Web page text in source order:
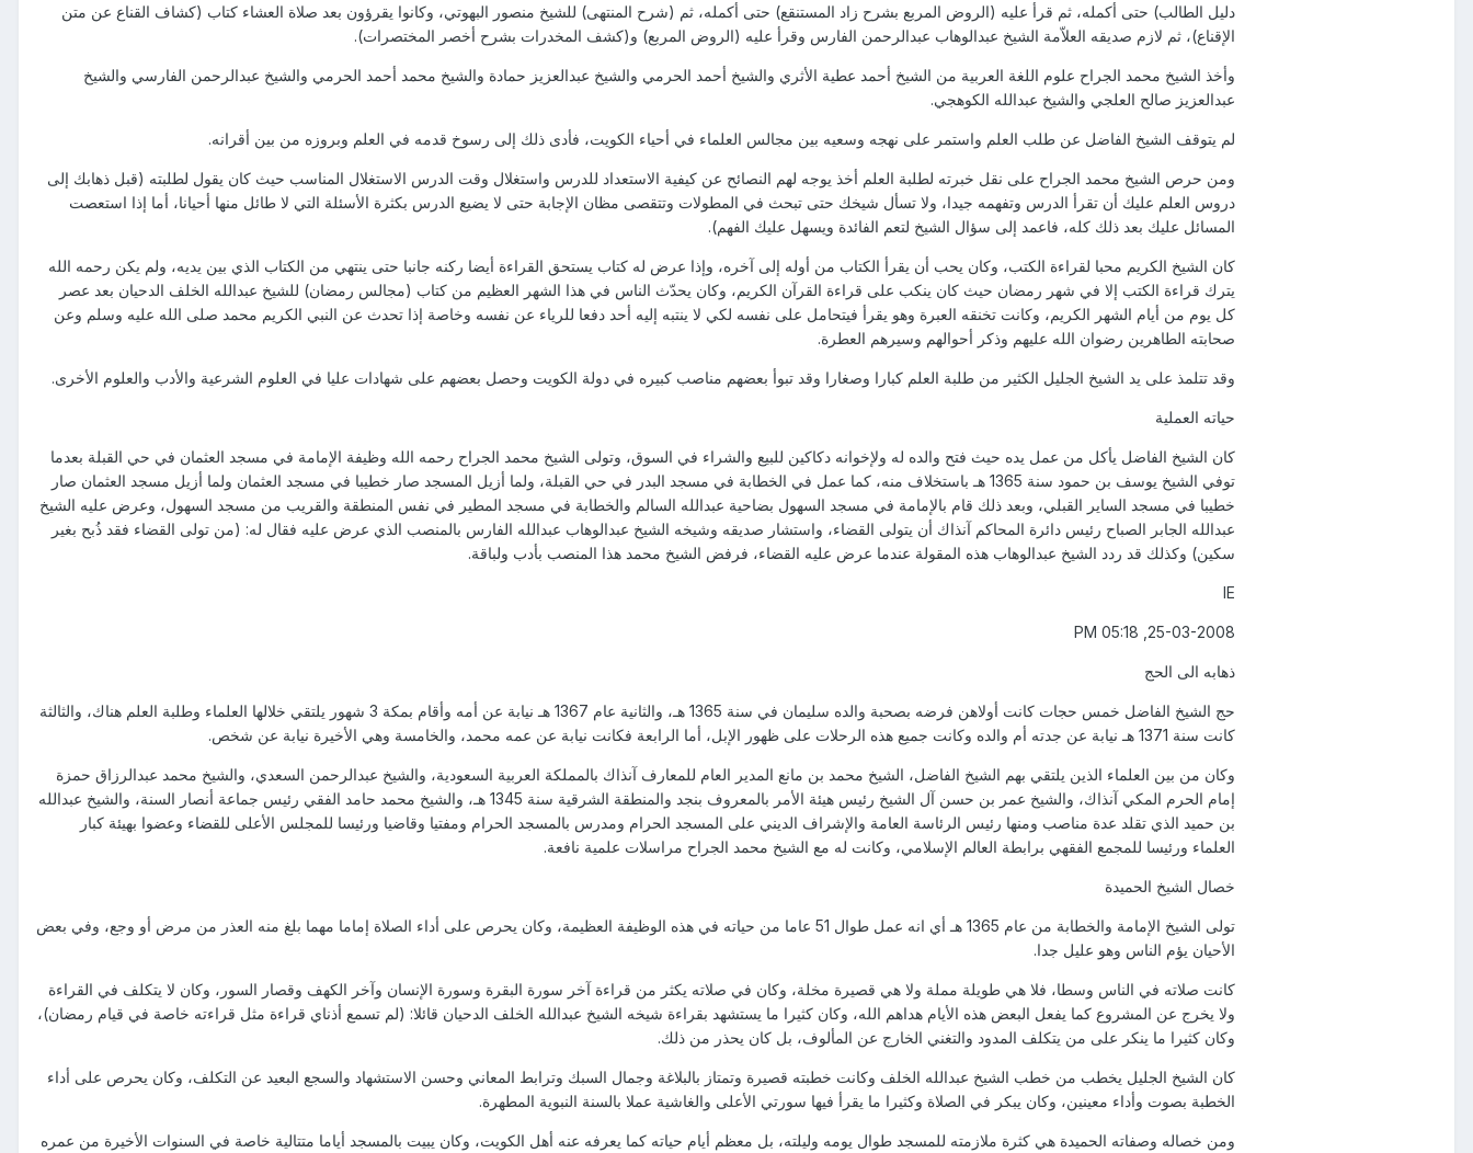
دليل الطالب) حتى أكمله، ثم قرأ عليه (الروض المربع بشرح زاد المستنقع) حتى أكمله، ثم (شرح المنتهى) للشيخ منصور البهوتي، وكانوا يقرؤون بعد صلاة العشاء كتاب (كشاف القناع عن متن
الإقناع)، ثم لازم صديقه العلاّمة الشيخ عبدالوهاب عبدالرحمن الفارس وقرأ عليه (الروض المربع) و(كشف المخدرات بشرح أخصر المختصرات).
وأخذ الشيخ محمد الجراح علوم اللغة العربية من الشيخ أحمد عطية الأثري والشيخ أحمد الحرمي والشيخ عبدالعزيز حمادة والشيخ محمد أحمد الحرمي والشيخ عبدالرحمن الفارسي والشيخ
عبدالعزيز صالح العلجي والشيخ عبدالله الكوهجي.
لم يتوقف الشيخ الفاضل عن طلب العلم واستمر على نهجه وسعيه بين مجالس العلماء في أحياء الكويت، فأدى ذلك إلى رسوخ قدمه في العلم وبروزه من بين أقرانه.
ومن حرص الشيخ محمد الجراح على نقل خبرته لطلبة العلم أخذ يوجه لهم النصائح عن كيفية الاستعداد للدرس واستغلال وقت الدرس الاستغلال المناسب حيث كان يقول لطلبته (قبل ذهابك إلى
دروس العلم عليك أن تقرأ الدرس وتفهمه جيدا، ولا تسأل شيخك حتى تبحث في المطولات وتتقصى مظان الإجابة حتى لا يضيع الدرس بكثرة الأسئلة التي لا طائل منها أحيانا، أما إذا استعصت
المسائل عليك بعد ذلك كله، فاعمد إلى سؤال الشيخ لتعم الفائدة ويسهل عليك الفهم).
كان الشيخ الكريم محبا لقراءة الكتب، وكان يحب أن يقرأ الكتاب من أوله إلى آخره، وإذا عرض له كتاب يستحق القراءة أيضا ركنه جانبا حتى ينتهي من الكتاب الذي بين يديه، ولم يكن رحمه الله
يترك قراءة الكتب إلا في شهر رمضان حيث كان ينكب على قراءة القرآن الكريم، وكان يحدّث الناس في هذا الشهر العظيم من كتاب (مجالس رمضان) للشيخ عبدالله الخلف الدحيان بعد عصر
كل يوم من أيام الشهر الكريم، وكانت تخنقه العبرة وهو يقرأ فيتحامل على نفسه لكي لا ينتبه إليه أحد دفعا للرياء عن نفسه وخاصة إذا تحدث عن النبي الكريم محمد صلى الله عليه وسلم وعن
صحابته الطاهرين رضوان الله عليهم وذكر أحوالهم وسيرهم العطرة.
وقد تتلمذ على يد الشيخ الجليل الكثير من طلبة العلم كبارا وصغارا وقد تبوأ بعضهم مناصب كبيره في دولة الكويت وحصل بعضهم على شهادات عليا في العلوم الشرعية والأدب والعلوم الأخرى.
حياته العملية
كان الشيخ الفاضل يأكل من عمل يده حيث فتح والده له ولإخوانه دكاكين للبيع والشراء في السوق، وتولى الشيخ محمد الجراح رحمه الله وظيفة الإمامة في مسجد العثمان في حي القبلة بعدما
توفي الشيخ يوسف بن حمود سنة 1365 هـ باستخلاف منه، كما عمل في الخطابة في مسجد البدر في حي القبلة، ولما أزيل المسجد صار خطيبا في مسجد العثمان ولما أزيل مسجد العثمان صار
خطيبا في مسجد الساير القبلي، وبعد ذلك قام بالإمامة في مسجد السهول بضاحية عبدالله السالم والخطابة في مسجد المطير في نفس المنطقة والقريب من مسجد السهول، وعرض عليه الشيخ
عبدالله الجابر الصباح رئيس دائرة المحاكم آنذاك أن يتولى القضاء، واستشار صديقه وشيخه الشيخ عبدالوهاب عبدالله الفارس بالمنصب الذي عرض عليه فقال له: (من تولى القضاء فقد ذُبح بغير
سكين) وكذلك قد ردد الشيخ عبدالوهاب هذه المقولة عندما عرض عليه القضاء، فرفض الشيخ محمد هذا المنصب بأدب ولباقة.
IE
25-03-2008, 05:18 PM
ذهابه الى الحج
حج الشيخ الفاضل خمس حجات كانت أولاهن فرضه بصحبة والده سليمان في سنة 1365 هـ، والثانية عام 1367 هـ نيابة عن أمه وأقام بمكة 3 شهور يلتقي خلالها العلماء وطلبة العلم هناك، والثالثة
كانت سنة 1371 هـ نيابة عن جدته أم والده وكانت جميع هذه الرحلات على ظهور الإبل، أما الرابعة فكانت نيابة عن عمه محمد، والخامسة وهي الأخيرة نيابة عن شخص.
وكان من بين العلماء الذين يلتقي بهم الشيخ الفاضل، الشيخ محمد بن مانع المدير العام للمعارف آنذاك بالمملكة العربية السعودية، والشيخ عبدالرحمن السعدي، والشيخ محمد عبدالرزاق حمزة
إمام الحرم المكي آنذاك، والشيخ عمر بن حسن آل الشيخ رئيس هيئة الأمر بالمعروف بنجد والمنطقة الشرقية سنة 1345 هـ، والشيخ محمد حامد الفقي رئيس جماعة أنصار السنة، والشيخ عبدالله
بن حميد الذي تقلد عدة مناصب ومنها رئيس الرئاسة العامة والإشراف الديني على المسجد الحرام ومدرس بالمسجد الحرام ومفتيا وقاضيا ورئيسا للمجلس الأعلى للقضاء وعضوا بهيئة كبار
العلماء ورئيسا للمجمع الفقهي برابطة العالم الإسلامي، وكانت له مع الشيخ محمد الجراح مراسلات علمية نافعة.
خصال الشيخ الحميدة
تولى الشيخ الإمامة والخطابة من عام 1365 هـ أي انه عمل طوال 51 عاما من حياته في هذه الوظيفة العظيمة، وكان يحرص على أداء الصلاة إماما مهما بلغ منه العذر من مرض أو وجع، وفي بعض
الأحيان يؤم الناس وهو عليل جدا.
كانت صلاته في الناس وسطا، فلا هي طويلة مملة ولا هي قصيرة مخلة، وكان في صلاته يكثر من قراءة آخر سورة البقرة وسورة الإنسان وآخر الكهف وقصار السور، وكان لا يتكلف في القراءة
ولا يخرج عن المشروع كما يفعل البعض هذه الأيام هداهم الله، وكان كثيرا ما يستشهد بقراءة شيخه الشيخ عبدالله الخلف الدحيان قائلا: (لم تسمع أذناي قراءة مثل قراءته خاصة في قيام رمضان)،
وكان كثيرا ما ينكر على من يتكلف المدود والتغني الخارج عن المألوف، بل كان يحذر من ذلك.
كان الشيخ الجليل يخطب من خطب الشيخ عبدالله الخلف وكانت خطبته قصيرة وتمتاز بالبلاغة وجمال السبك وترابط المعاني وحسن الاستشهاد والسجع البعيد عن التكلف، وكان يحرص على أداء
الخطبة بصوت وأداء معينين، وكان يبكر في الصلاة وكثيرا ما يقرأ فيها سورتي الأعلى والغاشية عملا بالسنة النبوية المطهرة.
ومن خصاله وصفاته الحميدة هي كثرة ملازمته للمسجد طوال يومه وليلته، بل معظم أيام حياته كما يعرفه عنه أهل الكويت، وكان يبيت بالمسجد أياما متتالية خاصة في السنوات الأخيرة من عمره